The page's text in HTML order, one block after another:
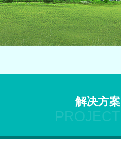
解决方案
PROJECT